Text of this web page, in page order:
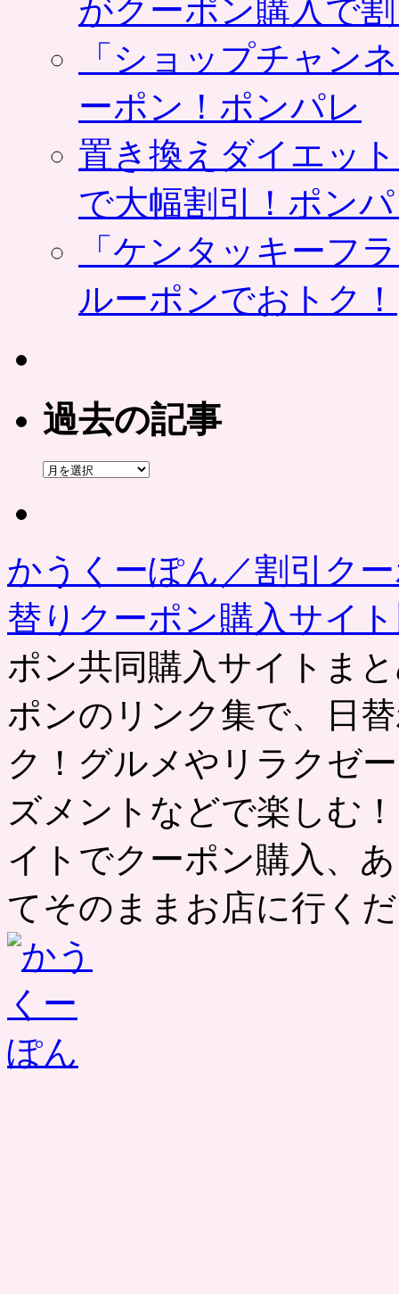
がクーポン購入で
「ショップチャン
ーポン！ポンパレ
置き換えダイエッ
で大幅割引！ポン
「ケンタッキーフ
ルーポンでおトク！
過去の記事
過
かうくーぽん／割引ク
替りクーポン購入サイ
ポン共同購入サイトま
ポンのリンク集で、日
ク！グルメやリラクゼ
ズメントなどで楽しむ
イトでクーポン購入、
てそのままお店に行く